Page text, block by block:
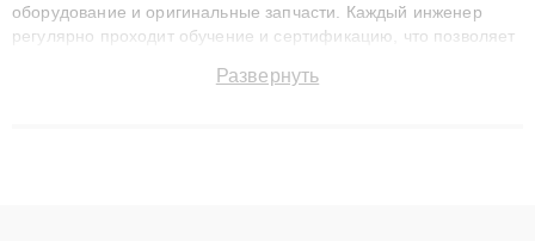
оборудование и оригинальные запчасти. Каждый инженер
регулярно проходит обучение и сертификацию, что позволяет
технику с сохранением гарантии до 3 лет. Наши мастера
Развернуть